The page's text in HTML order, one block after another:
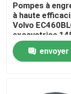
Produits
A propos de
Pompes à
à haute
Volvo
excavatrice
envoyer